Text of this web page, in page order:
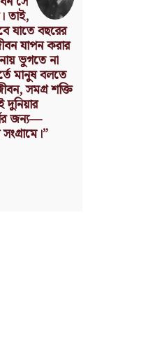
utility.
Source: Das Kapital
(Volume I, Chapter 1)
কার্ল মার্কস